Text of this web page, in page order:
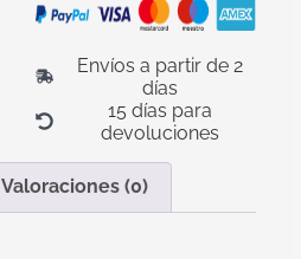
Envíos a partir de 2
días
15 días para
devoluciones
Valoraciones (0)